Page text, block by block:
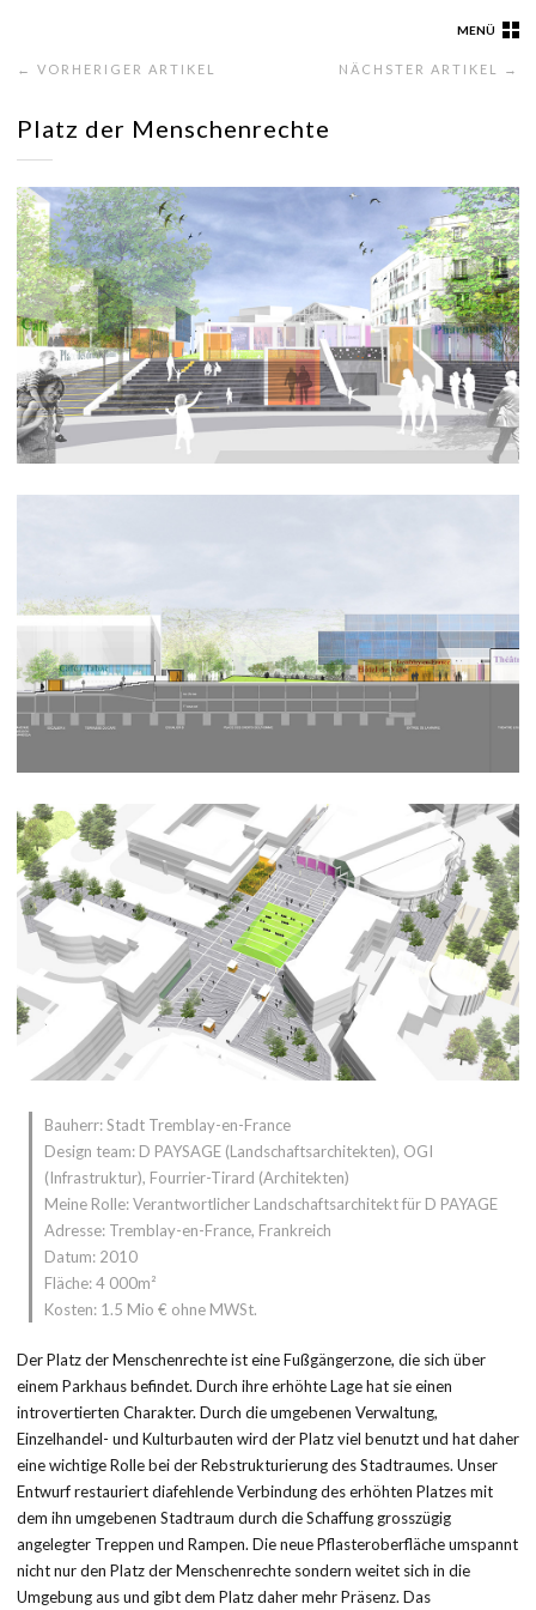
MENÜ
← VORHERIGER ARTIKEL NÄCHSTER ARTIKEL →
Platz der Menschenrechte
Bauherr: Stadt Tremblay-en-France
Design team: D PAYSAGE (Landschaftsarchitekten), OGI
(Infrastruktur), Fourrier-Tirard (Architekten)
Meine Rolle: Verantwortlicher Landschaftsarchitekt für D PAYAGE
Adresse: Tremblay-en-France, Frankreich
Datum: 2010
Fläche: 4 000m²
Kosten: 1.5 Mio € ohne MWSt.
Der Platz der Menschenrechte ist eine Fußgängerzone, die sich über
einem Parkhaus befindet. Durch ihre erhöhte Lage hat sie einen
introvertierten Charakter. Durch die umgebenen Verwaltung,
Einzelhandel- und Kulturbauten wird der Platz viel benutzt und hat daher
eine wichtige Rolle bei der Rebstrukturierung des Stadtraumes. Unser
Entwurf restauriert diafehlende Verbindung des erhöhten Platzes mit
dem ihn umgebenen Stadtraum durch die Schaffung grosszügig
angelegter Treppen und Rampen. Die neue Pflasteroberfläche umspannt
nicht nur den Platz der Menschenrechte sondern weitet sich in die
Umgebung aus und gibt dem Platz daher mehr Präsenz. Das